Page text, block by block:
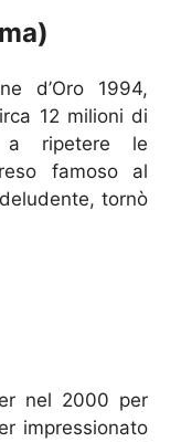
d’Oro 1994,
12 milioni di
a ripetere le
famoso al
tornò
nel 2000 per
impressionato